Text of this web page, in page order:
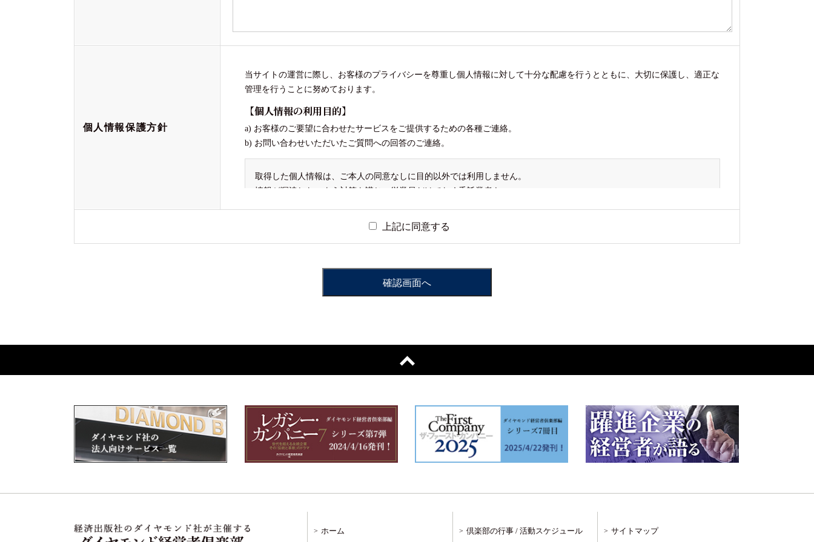
個人情報保護方針
当サイトの運営に際し、お客様のプライバシーを尊重し個人情報に対して十分な配慮を行うとともに、大切に保護し、適正な
管理を行うことに努めております。
【個人情報の利用目的】
a) お客様のご要望に合わせたサービスをご提供するための各種ご連絡。
b) お問い合わせいただいたご質問への回答のご連絡。
取得した個人情報は、ご本人の同意なしに目的以外では利用しません。
情報が漏洩しないよう対策を講じ、従業員だけでなく委託業者も
ご本人の同意を得ずに第三者に情報を提供しません。 ご本人からの求めに応じ情報を開示します。
公開された個人情報が事実と異なる場合、訂正や削除に応じます。
上記に同意する
ホーム 倶楽部の行事 / 活動スケジュール サイトマップ